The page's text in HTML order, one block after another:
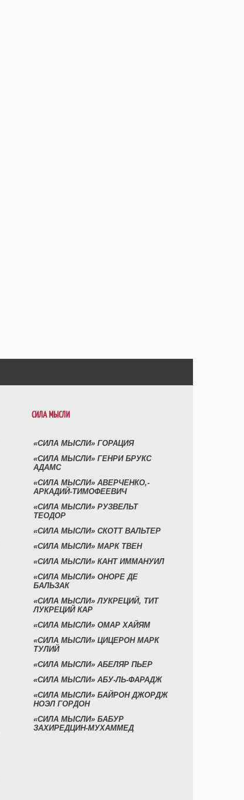
СИЛА МЫСЛИ
«СИЛА МЫСЛИ» ГОРАЦИЯ
«СИЛА МЫСЛИ» ГЕНРИ БРУКС
АДАМС
«СИЛА МЫСЛИ» АВЕРЧЕНКО,-
АРКАДИЙ-ТИМОФЕЕВИЧ
«СИЛА МЫСЛИ» РУЗВЕЛЬТ
ТЕОДОР
«СИЛА МЫСЛИ» СКОТТ ВАЛЬТЕР
«СИЛА МЫСЛИ» МАРК ТВЕН
«СИЛА МЫСЛИ» КАНТ ИММАНУИЛ
«СИЛА МЫСЛИ» ОНОРЕ ДЕ
БАЛЬЗАК
«СИЛА МЫСЛИ» ЛУКРЕЦИЙ, ТИТ
ЛУКРЕЦИЙ КАР
«СИЛА МЫСЛИ» ОМАР ХАЙЯМ
«СИЛА МЫСЛИ» ЦИЦЕРОН МАРК
ТУЛИЙ
«СИЛА МЫСЛИ» АБЕЛЯР ПЬЕР
«СИЛА МЫСЛИ» АБУ-ЛЬ-ФАРАДЖ
«СИЛА МЫСЛИ» БАЙРОН ДЖОРДЖ
НОЭЛ ГОРДОН
«СИЛА МЫСЛИ» БАБУР
ЗАХИРЕДЦИН-МУХАММЕД